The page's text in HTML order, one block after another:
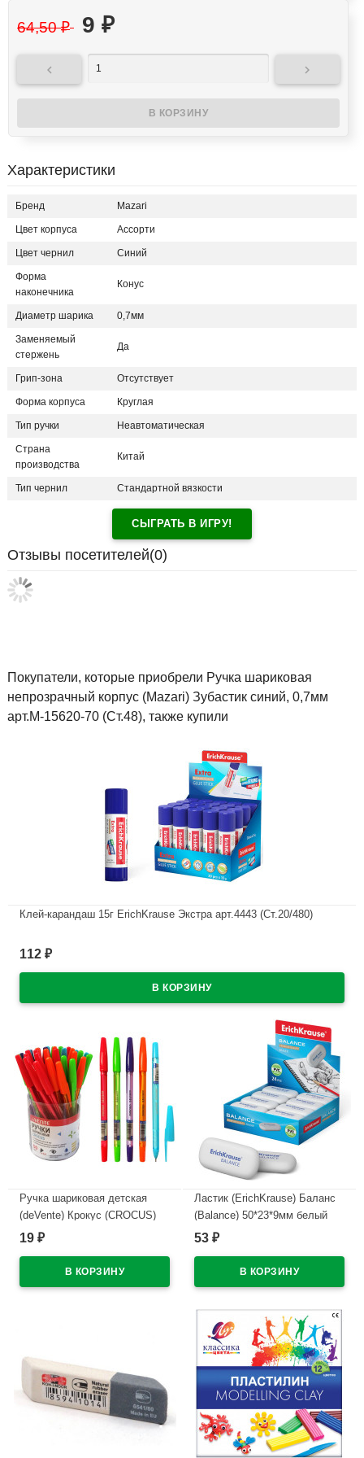
64,50₽ 9 ₽
 
Характеристики
Бренд Mazari
Цвет корпуса Ассорти
Цвет чернил Синий
Форма
наконечника
Конус
Диаметр шарика 0,7мм
Заменяемый
стержень
Да
Грип-зона Отсутствует
Форма корпуса Круглая
Тип ручки Неавтоматическая
Страна
производства
Китай
Тип чернил Стандартной вязкости
СЫГРАТЬ В ИГРУ!
Отзывы посетителей(0)
Покупатели, которые приобрели Ручка шариковая
непрозрачный корпус (Mazari) Зубастик синий, 0,7мм
арт.M-15620-70 (Ст.48), также купили
Клей-карандаш 15г ErichKrause Экстра арт.4443 (Ст.20/480)
112 ₽
Ручка шариковая детская
(deVente) Крокус (CROCUS)
синий, 0,5мм,
арт.5073407
19 ₽
Ластик (ErichKrause) Баланс
(Balance) 50*23*9мм белый
арт.34638
53 ₽